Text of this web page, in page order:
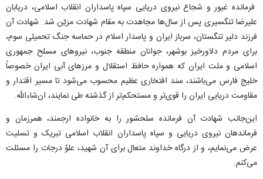
فرمانده غیور و شجاع نیروی دریایی سپاه پاسداران انقلاب اسلامی، دریابان
علیرضا تنگسیری پس از سال‌ها مجاهدت به مقام شهادت مزیّن شد. شهادت آن
فرزند دلیر تنگستان، سرباز ایران و پاسدار اسلام در حماسه جنگ تحمیلی سوم،
برای مردم دلاورخیز بوشهر، جوانان منطقه جنوب، نیرو‌های مسلح جمهوری
اسلامی و ملت ایران که همواره حافظ استقلال و مرز‌های آبی ایران خصوصاً
خلیج فارس می‌باشند، سند افتخاری عظیم محسوب می‌شود تا مسیر اقتدار و
مقاومت دریایی ایران را قوی‌تر و مستحکم‌تر از گذشته طی نمایند، ان‌شاءالله.
این‌جانب شهادت آن فرمانده سلحشور را به خانواده ارجمند، همرزمان و
فرماندهان نیروی دریایی و سپاه پاسداران انقلاب اسلامی تبریک و تسلیت
عرض می‌نمایم، و از درگاه خداوند متعال برای آن شهید، علوّ درجات را مسئلت
می‌کنم.